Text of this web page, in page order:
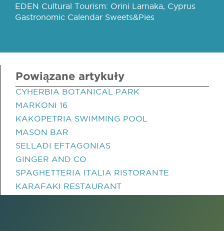
EDEN Cultural Tourism: Orini Larnaka, Cyprus
Gastronomic Calendar Sweets&Pies
Powiązane artykuły
CYHERBIA BOTANICAL PARK
MARKONI 16
KAKOPETRIA SWIMMING POOL
MASON BAR
SELLADI EFTAGONIAS
GINGER AND CO
SPAGHETTERIA ITALIA RISTORANTE
KARAFAKI RESTAURANT